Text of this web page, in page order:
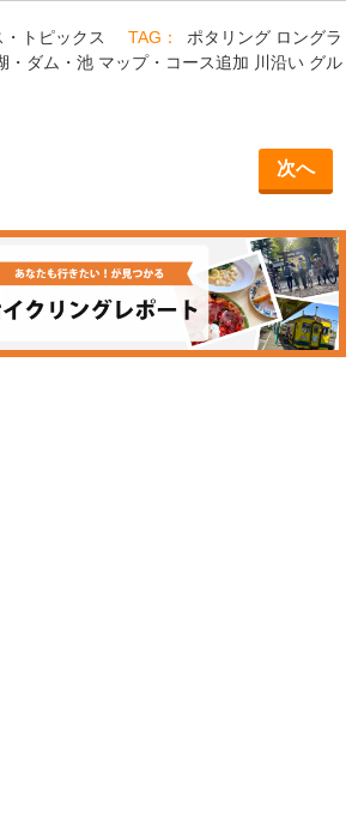
・トピックス ポタリング ロングラ
・ダム・池 マップ・コース追加 川沿い グル
次へ